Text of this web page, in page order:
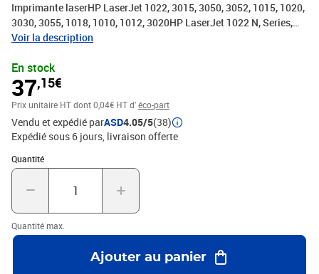
Imprimante laserHP LaserJet 1022, 3015, 3050, 3052, 1015, 1020,
3030, 3055, 1018, 1010, 1012, 3020HP LaserJet 1022 N, Series,
NWCanon i-SENSYS LBP-2900, LBP-3000Canon i-SENSYS LBP-
2900Canon LBP-3000HP LaserJet M 1319 F MFPHP LaserJet
3015 AIOHP LaserJet 3050 ZHP LaserJet M 1005 MFPHP
LaserJet 3000 SeriesHP LaserJet 3020 AIOHP LaserJet 3030 AIO
Voir la description
En stock
37,15€
Prix unitaire HTdont 0,04€ HT d'éco-part
Vendu et expédié parASD4.05/5(38)
Expédié sous 6 jours livraison offerte
Quantité
Quantité : 1
Quantité max.
Ajouter au panier